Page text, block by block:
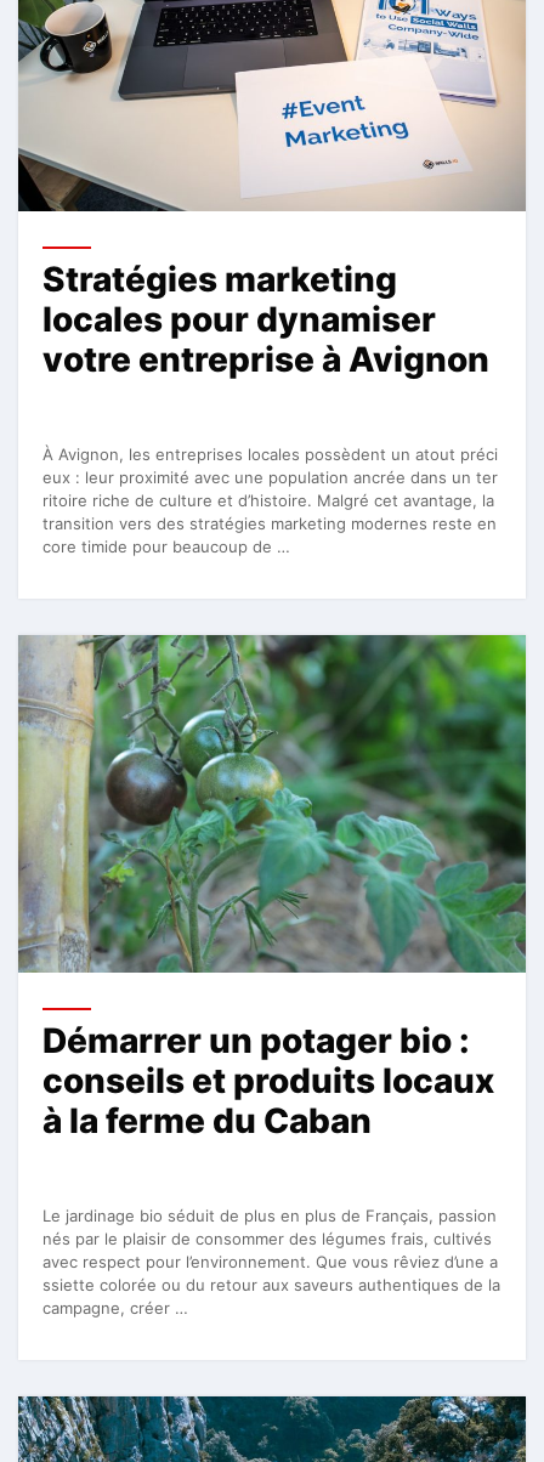
Stratégies marketing
locales pour dynamiser
votre entreprise à Avignon
À Avignon, les entreprises locales possèdent un atout préci
eux : leur proximité avec une population ancrée dans un ter
ritoire riche de culture et d’histoire. Malgré cet avantage, la
transition vers des stratégies marketing modernes reste en
core timide pour beaucoup de …
Démarrer un potager bio :
conseils et produits locaux
à la ferme du Caban
Le jardinage bio séduit de plus en plus de Français, passion
nés par le plaisir de consommer des légumes frais, cultivés
avec respect pour l’environnement. Que vous rêviez d’une a
ssiette colorée ou du retour aux saveurs authentiques de la
campagne, créer …